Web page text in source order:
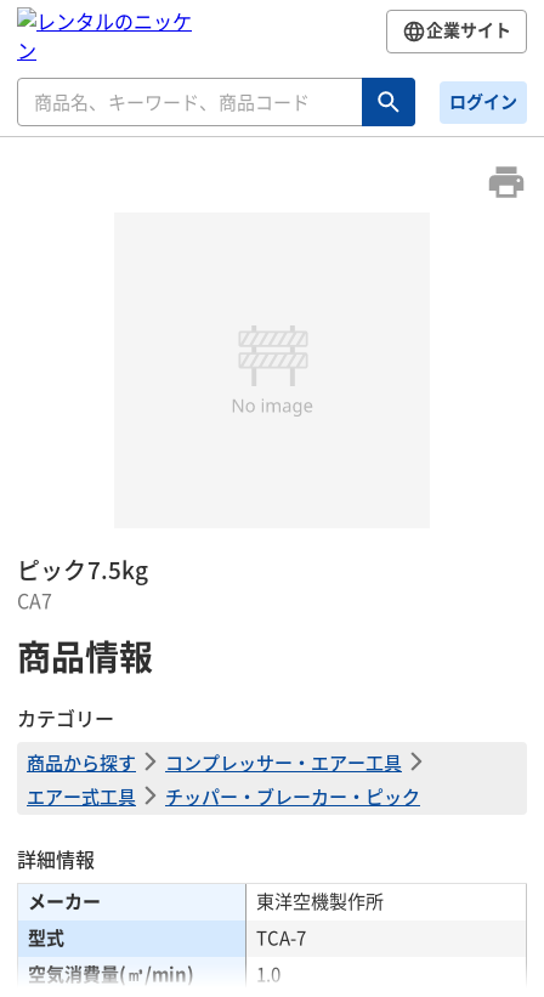
企業サイト
ログイン
ピック7.5kg
CA7
商品情報
カテゴリー
商品から探す
コンプレッサー・エアー工具
エアー式工具
チッパー・ブレーカー・ピック
詳細情報
メーカー
東洋空機製作所
型式
TCA-7
空気消費量(㎥/min)
1.0